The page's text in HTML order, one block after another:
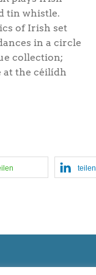
tin whistle.
of Irish set
in a circle
collection;
at the céilídh
teilen